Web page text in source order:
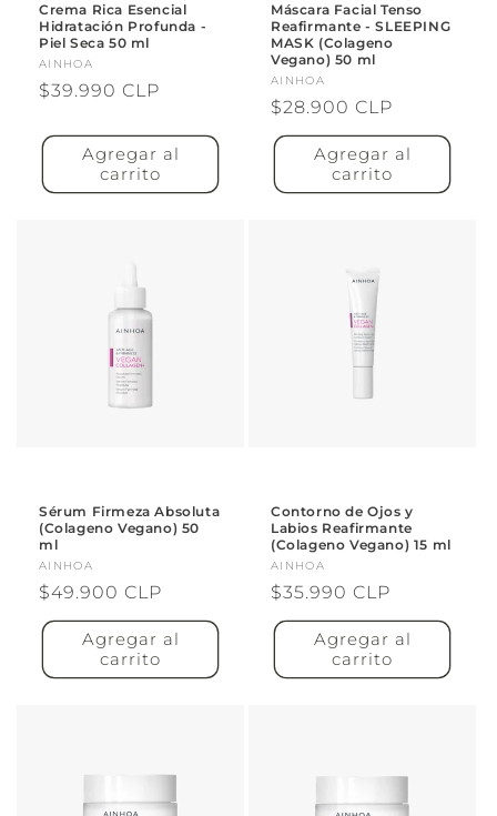
Crema Rica Esencial
Hidratación Profunda -
Piel Seca 50 ml
Proveedor:
AINHOA
Precio
$39.990 CLP
Agregar al
carrito
Máscara Facial Tenso
Reafirmante - SLEEPING
MASK (Colageno
Vegano) 50 ml
Proveedor:
AINHOA
Precio
habitual
$28.900 CLP
Agregar al
carrito
Sérum Firmeza Absoluta
(Colageno Vegano) 50
ml
Proveedor:
AINHOA
Precio
habitual
$49.900 CLP
Agregar al
carrito
Contorno de Ojos y
Labios Reafirmante
(Colageno Vegano) 15 ml
Proveedor:
AINHOA
Precio
habitual
$35.990 CLP
Agregar al
carrito